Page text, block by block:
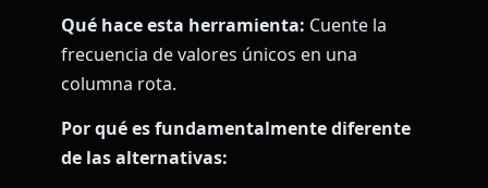
Qué hace esta herramienta: Cuente la
frecuencia de valores únicos en una
columna rota.
Por qué es fundamentalmente diferente
de las alternativas: